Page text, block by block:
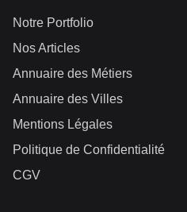
Notre Portfolio
Nos Articles
Annuaire des Métiers
Annuaire des Villes
Mentions Légales
Politique de Confidentialité
CGV